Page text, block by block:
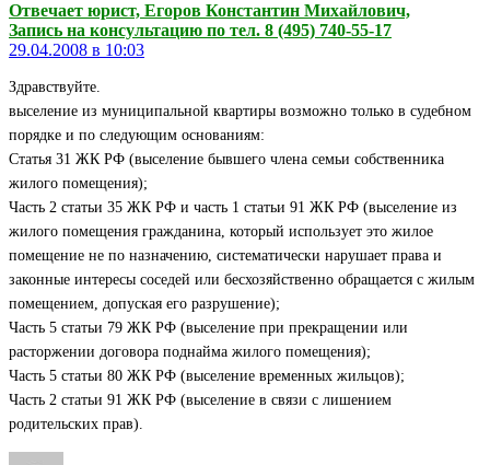
Отвечает юрист, Егоров Константин Михайлович,
Запись на консультацию по тел. 8 (495) 740-55-17
29.04.2008 в 10:03
Здравствуйте.
выселение из муниципальной квартиры возможно только в судебном
порядке и по следующим основаниям:
Статья 31 ЖК РФ (выселение бывшего члена семьи собственника
жилого помещения);
Часть 2 статьи 35 ЖК РФ и часть 1 статьи 91 ЖК РФ (выселение из
жилого помещения гражданина, который использует это жилое
помещение не по назначению, систематически нарушает права и
законные интересы соседей или бесхозяйственно обращается с жилым
помещением, допуская его разрушение);
Часть 5 статьи 79 ЖК РФ (выселение при прекращении или
расторжении договора поднайма жилого помещения);
Часть 5 статьи 80 ЖК РФ (выселение временных жильцов);
Часть 2 статьи 91 ЖК РФ (выселение в связи с лишением
родительских прав).